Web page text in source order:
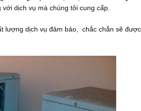
dịch vụ mà chúng tôi cung cấp.
lượng dịch vụ đảm bảo, chắc chắn sẽ được